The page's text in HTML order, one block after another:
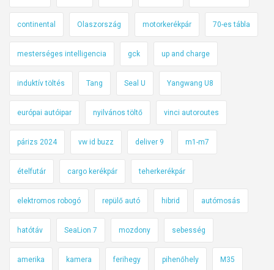
continental Olaszország motorkerékpár 70-es tábla
mesterséges intelligencia gck up and charge
induktív töltés Tang Seal U Yangwang U8
európai autóipar nyilvános töltő vinci autoroutes
párizs 2024 vw id buzz deliver 9 m1-m7
ételfutár cargo kerékpár teherkerékpár
elektromos robogó repülő autó hibrid autómosás
hatótáv SeaLion 7 mozdony sebesség
amerika kamera ferihegy pihenőhely M35